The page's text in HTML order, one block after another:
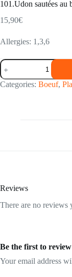
101.Udon sautées au
15,90€
Allergies: 1,3,6
101.Udon
sautées
au
bœuf
Categories: Boeuf,
Reviews
There are no reviews
Be the first to
Your email address